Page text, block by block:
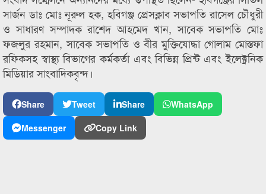
সার্জন ডাঃ মোঃ নূরুল হক, হবিগঞ্জ প্রেসক্লাব সভাপতি রাসেল চৌধুরী
ও সাধারণ সম্পাদক রাশেদ আহমেদ খান, সাবেক সভাপতি মোঃ
ফজলুর রহমান, সাবেক সভাপতি ও বীর মুক্তিযোদ্ধা গোলাম মোস্তফা
রফিকসহ স্বাস্থ্য বিভাগের কর্মকর্তা এবং বিভিন্ন প্রিন্ট এবং ইলেক্ট্রনিক
মিডিয়ার সাংবাদিকবৃন্দ।
Share Tweet Share
WhatsApp
Messenger
Copy Link